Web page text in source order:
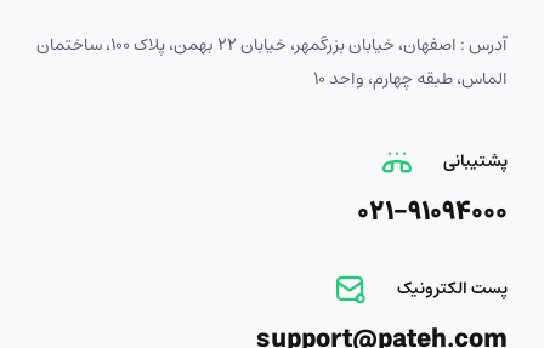
آدرس : اصفهان، خیابان بزرگمهر، خیابان 22 بهمن، پلاک 100، ساختمان
الماس، طبقه چهارم، واحد 10
پشتیبانی
021-91094000
پست الکترونیک
support@pateh.com